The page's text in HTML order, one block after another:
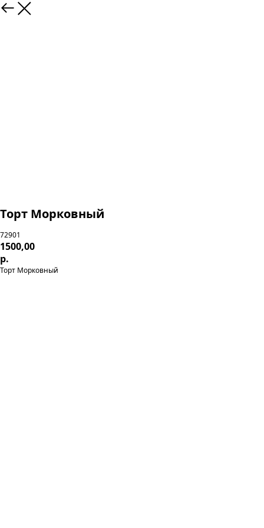
Торт Морковный
72901
1500,00
р.
Торт Морковный